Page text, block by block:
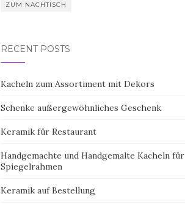
ZUM NACHTISCH
RECENT POSTS
Kacheln zum Assortiment mit Dekors
Schenke außergewöhnliches Geschenk
Keramik für Restaurant
Handgemachte und Handgemalte Kacheln für
Spiegelrahmen
Keramik auf Bestellung